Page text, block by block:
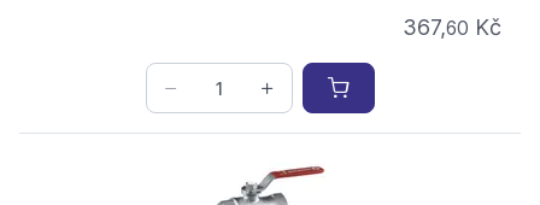
367,60 Kč